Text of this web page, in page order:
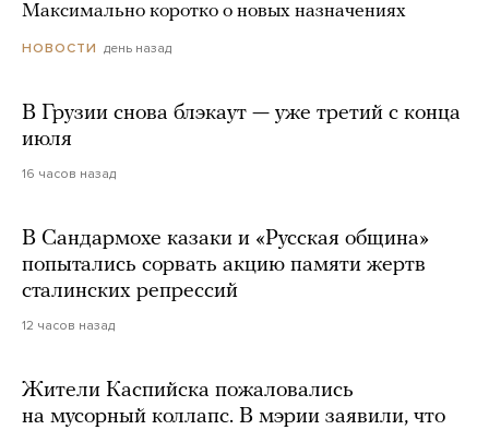
Максимально коротко о новых назначениях
НОВОСТИ день назад
В Грузии снова блэкаут — уже третий с конца
июля
16 часов назад
В Сандармохе казаки и «Русская община»
попытались сорвать акцию памяти жертв
сталинских репрессий
12 часов назад
Жители Каспийска пожаловались
на мусорный коллапс. В мэрии заявили, что